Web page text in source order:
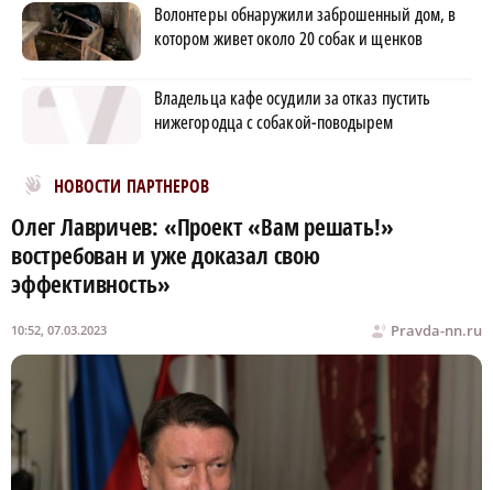
Волонтеры обнаружили заброшенный дом, в
котором живет около 20 собак и щенков
Владельца кафе осудили за отказ пустить
нижегородца с собакой-поводырем
НОВОСТИ ПАРТНЕРОВ
Новости МирТесен
Олег Лавричев: «Проект «Вам решать!»
востребован и уже доказал свою
эффективность»
Pravda-nn.ru
10:52, 07.03.2023